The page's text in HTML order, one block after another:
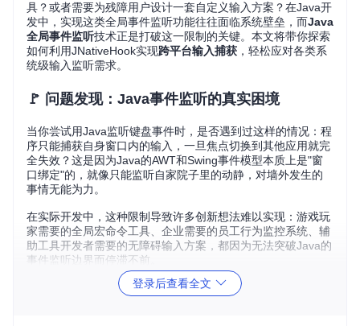
具？或者需要为残障用户设计一套自定义输入方案？在Java开
发中，实现这类全局事件监听功能往往面临系统壁垒，而Java
全局事件监听技术正是打破这一限制的关键。本文将带你探索
如何利用JNativeHook实现跨平台输入捕获 ，轻松应对各类系
统级输入监听需求。
🚩 问题发现：Java事件监听的真实困境
当你尝试用Java监听键盘事件时，是否遇到过这样的情况：程
序只能捕获自身窗口内的输入，一旦焦点切换到其他应用就完
全失效？这是因为Java的AWT和Swing事件模型本质上是"窗
口绑定"的，就像只能监听自家院子里的动静，对墙外发生的
事情无能为力。
在实际开发中，这种限制导致许多创新想法难以实现：游戏玩
家需要的全局宏命令工具、企业需要的员工行为监控系统、辅
助工具开发者需要的无障碍输入方案，都因为无法突破Java的
事件监听边界而停滞不前。
💡 思考：你曾经因为Java无法监听全局事件而放弃过哪些创
登录后查看全文